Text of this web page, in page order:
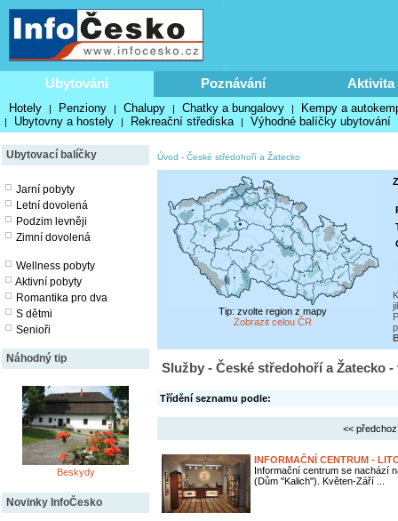
Ubytování Poznávání Aktivita
Hotely | Penziony | Chalupy | Chatky a bungalovy | Kempy a
| Ubytovny a hostely | Rekreační střediska | Výhodné balíčky ubytování
Ubytovací balíčky
Jarní pobyty
Letní dovolená
Podzim levněji
Zimní dovolená
Wellness pobyty
Aktivní pobyty
Romantika pro dva
S dětmi
Senioři
Náhodný tip
Beskydy
Novinky InfoČesko
Úvod - České středohoří a Žatecko
Tip: zvolte region z mapy
Zobrazit celou ČR
Služby - České středohoří a Žatecko
Třídění seznamu podle:
<<
INFORMAČNÍ CENTRUM -
Informační centrum se nachází
(Dům "Kalich"). Květen-Září ...